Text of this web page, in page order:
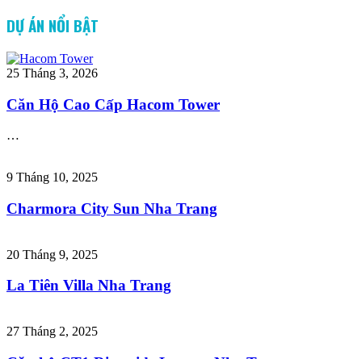
DỰ ÁN NỔI BẬT
25 Tháng 3, 2026
Căn Hộ Cao Cấp Hacom Tower
…
9 Tháng 10, 2025
Charmora City Sun Nha Trang
20 Tháng 9, 2025
La Tiên Villa Nha Trang
27 Tháng 2, 2025